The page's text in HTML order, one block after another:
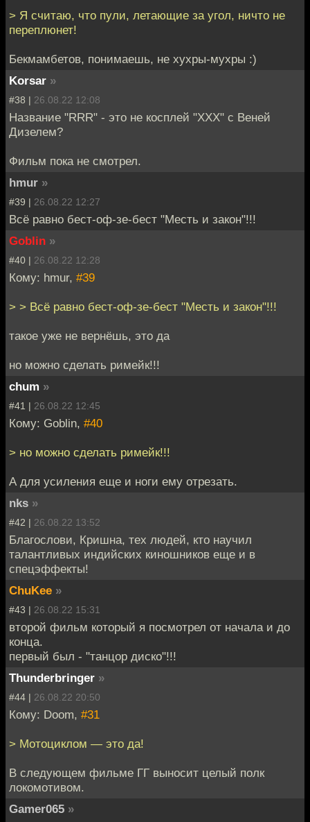
> Я считаю, что пули, летающие за угол, ничто не
переплюнет!
Бекмамбетов, понимаешь, не хухры-мухры :)
Korsar »
#38 | 26.08.22 12:08
Название "RRR" - это не косплей "XXX" с Веней
Дизелем?
Фильм пока не смотрел.
hmur »
#39 | 26.08.22 12:27
Всё равно бест-оф-зе-бест "Месть и закон"!!!
Goblin »
#40 | 26.08.22 12:28
Кому: hmur, #39
> > Всё равно бест-оф-зе-бест "Месть и закон"!!!
такое уже не вернёшь, это да
но можно сделать римейк!!!
chum »
#41 | 26.08.22 12:45
Кому: Goblin, #40
> но можно сделать римейк!!!
А для усиления еще и ноги ему отрезать.
nks »
#42 | 26.08.22 13:52
Благослови, Кришна, тех людей, кто научил
талантливых индийских киношников еще и в
спецэффекты!
ChuKee »
#43 | 26.08.22 15:31
второй фильм который я посмотрел от начала и до
конца.
первый был - "танцор диско"!!!
Thunderbringer »
#44 | 26.08.22 20:50
Кому: Doom, #31
> Мотоциклом — это да!
В следующем фильме ГГ выносит целый полк
локомотивом.
Gamer065 »